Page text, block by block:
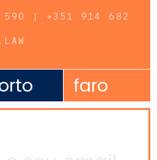
590 | +351 914 682
faro